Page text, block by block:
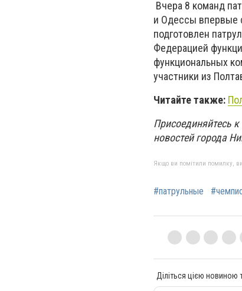
Вчера 8 команд
и Одессы впервые
подготовлен
Федерацией
функциональных
участники из
Читайте также:
Присоединяйтесь
новостей города
Якщо ви помітили помилку,
#патрульные
Діліться цією новиною